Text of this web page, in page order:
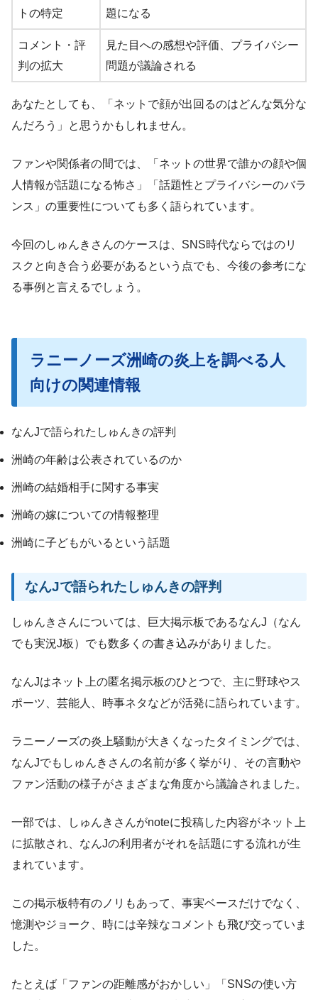
トの特定
題になる
コメント・評
判の拡大
見た目への感想や評価、プライバシー
問題が議論される
あなたとしても、「ネットで顔が出回るのはどんな気分な
んだろう」と思うかもしれません。
ファンや関係者の間では、「ネットの世界で誰かの顔や個
人情報が話題になる怖さ」「話題性とプライバシーのバラ
ンス」の重要性についても多く語られています。
今回のしゅんきさんのケースは、SNS時代ならではのリ
スクと向き合う必要があるという点でも、今後の参考にな
る事例と言えるでしょう。
ラニーノーズ洲崎の炎上を調べる人
向けの関連情報
なんJで語られたしゅんきの評判
洲崎の年齢は公表されているのか
洲崎の結婚相手に関する事実
洲崎の嫁についての情報整理
洲崎に子どもがいるという話題
なんJで語られたしゅんきの評判
しゅんきさんについては、巨大掲示板であるなんJ（なん
でも実況J板）でも数多くの書き込みがありました。
なんJはネット上の匿名掲示板のひとつで、主に野球やス
ポーツ、芸能人、時事ネタなどが活発に語られています。
ラニーノーズの炎上騒動が大きくなったタイミングでは、
なんJでもしゅんきさんの名前が多く挙がり、その言動や
ファン活動の様子がさまざまな角度から議論されました。
一部では、しゅんきさんがnoteに投稿した内容がネット上
に拡散され、なんJの利用者がそれを話題にする流れが生
まれています。
この掲示板特有のノリもあって、事実ベースだけでなく、
憶測やジョーク、時には辛辣なコメントも飛び交っていま
した。
たとえば「ファンの距離感がおかしい」「SNSの使い方